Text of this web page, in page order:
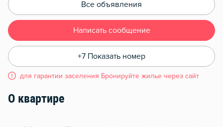
Все объявления
Написать сообщение
+7 Показать номер
для гарантии заселения Бронируйте жилье через сайт
О квартире